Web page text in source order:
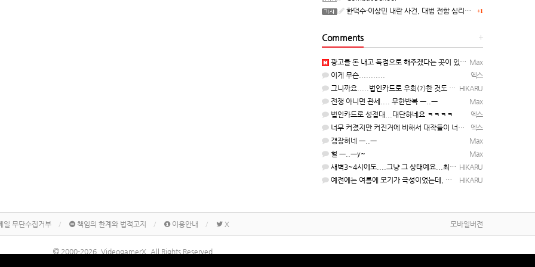
+1
한덕수·이상민 내란 사건, 대법 전합 심리…"역사적 사법평가"(종합)
+
Comments
Max
광고를 돈 내고 독점으로 해주겠다는 곳이 있을정도인거 보면 어마어마한 게임은 맞는듯 ㅡ..ㅡ... 여태까지 …
엑스
이게 무슨...........
HIKARU
그니까요.....법인카드로 우회(?)한 것도 아니고, 대놓고...ㅋ ㅋ)
Max
전쟁 아니면 관세.... 무한반복 ㅡ..ㅡ
엑스
법인카드로 성접대...대단하네요 ㅋㅋㅋㅋ
엑스
너무 커졌지만 커진거에 비해서 대작들이 너무 줄었죠.........
Max
갱장허네 ㅡ..ㅡ
Max
헐 ㅡ..ㅡy~
HIKARU
새벽3~4시에도....그냥 그 상태예요...최근 1주일은....
HIKARU
예전에는 여름에 모기가 극성이었는데, 여름에는 안나오는 것 같은.....ㅎ ㅎ)
일 무단수집거부 책임의 한계와 법적고지 이용안내 X 모바일버전
2000-2026, VideogamerX. All Rights Reserved.